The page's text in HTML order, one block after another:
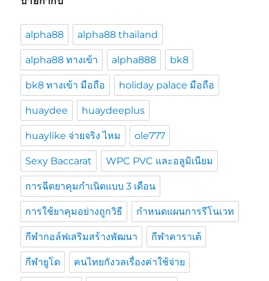
alpha88 alpha88 thailand
alpha88 ทางเข้า alpha888 bk8
bk8 ทางเข้า มือถือ holiday palace มือถือ
huaydee huaydeeplus
huaylike จ่ายจริง ไหม ole777
Sexy Baccarat WPC PVC และอลูมิเนียม
การฉีดยาคุมกำเนิดแบบ 3 เดือน
การใช้ยาคุมอย่างถูกวิธี กำหนดแผนการรีโนเวท
กีฬากอล์ฟเสริมสร้างพัฒนา กีฬาคาราเต้
กีฬายูโด คนไทยกังวลเรื่องค่าใช้จ่าย